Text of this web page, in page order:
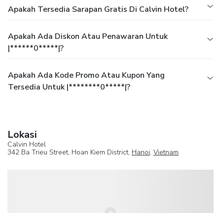
Apakah Tersedia Sarapan Gratis Di Calvin Hotel?
Apakah Ada Diskon Atau Penawaran Untuk
|******0*****|?
Apakah Ada Kode Promo Atau Kupon Yang
Tersedia Untuk |********0*****|?
Lokasi
Calvin Hotel
342 Ba Trieu Street, Hoan Kiem District, Hanoi, Vietnam